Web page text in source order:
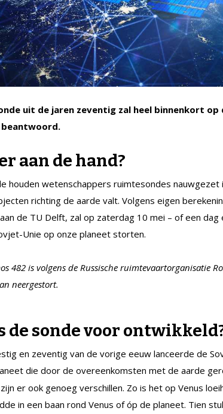
uit de jaren zeventig zal heel binnenkort
beantwoord.
aan de hand?
houden wetenschappers ruimtesondes
richting de aarde valt. Volgens eigen
de TU Delft, zal op zaterdag 10 mei – of een
Unie op onze planeet storten.
482 is volgens de Russische ruimtevaartorganisatie
neergestort.
de sonde voor
en zeventig van de vorige eeuw lanceerde de
die door de overeenkomsten met de aarde
er ook genoeg verschillen. Zo is het op Venus
in een baan rond Venus of óp de planeet. Tien